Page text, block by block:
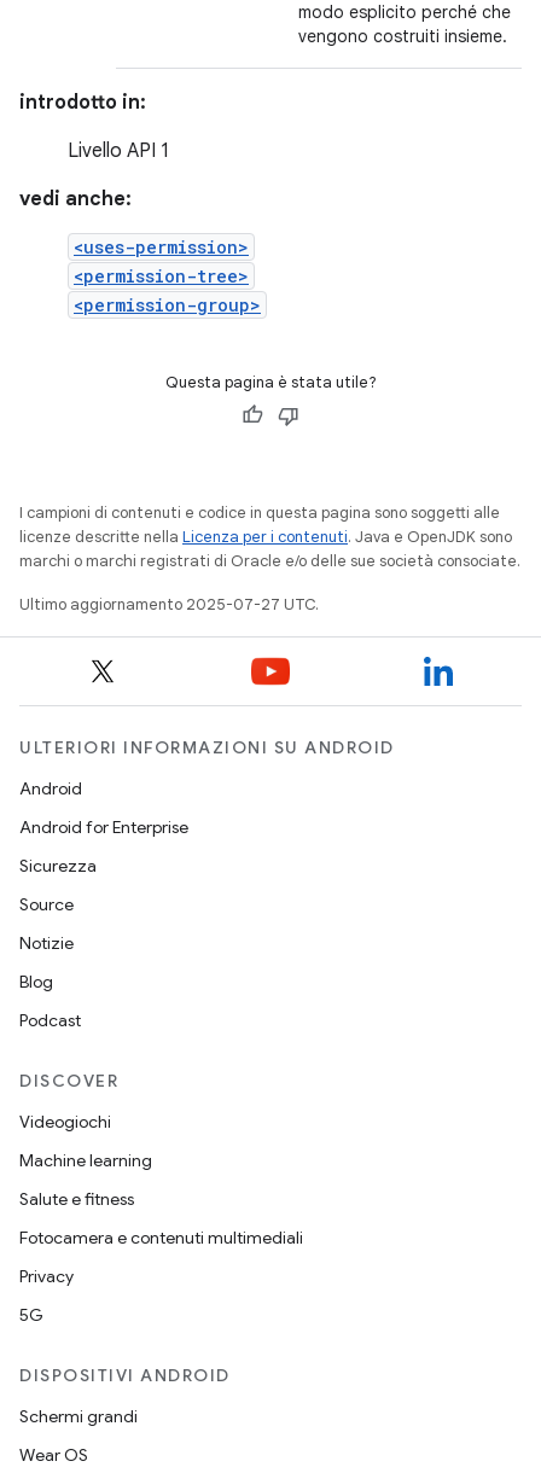
modo esplicito perché che
vengono costruiti insieme.
introdotto in:
Livello API 1
vedi anche:
<uses-permission>
<permission-tree>
<permission-group>
Questa pagina è stata utile?
I campioni di contenuti e codice in questa pagina sono soggetti alle
licenze descritte nella Licenza per i contenuti. Java e OpenJDK sono
marchi o marchi registrati di Oracle e/o delle sue società consociate.
Ultimo aggiornamento 2025-07-27 UTC.
ULTERIORI INFORMAZIONI SU ANDROID
Android
Android for Enterprise
Sicurezza
Source
Notizie
Blog
Podcast
DISCOVER
Videogiochi
Machine learning
Salute e fitness
Fotocamera e contenuti multimediali
Privacy
5G
DISPOSITIVI ANDROID
Schermi grandi
Wear OS